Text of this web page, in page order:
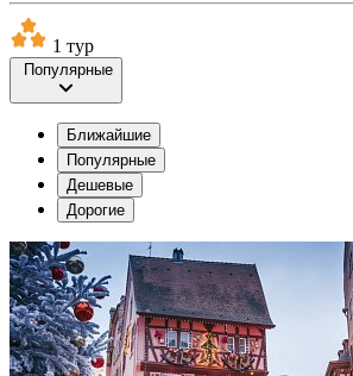
1 тур
Популярные
Ближайшие
Популярные
Дешевые
Дорогие